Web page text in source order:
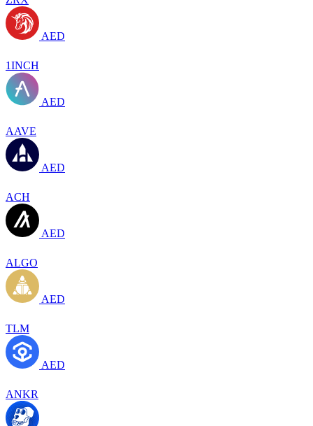
AED
1INCH
AED
AAVE
AED
ACH
AED
ALGO
AED
TLM
AED
ANKR